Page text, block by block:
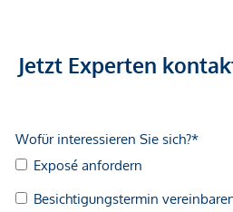
Jetzt Experten